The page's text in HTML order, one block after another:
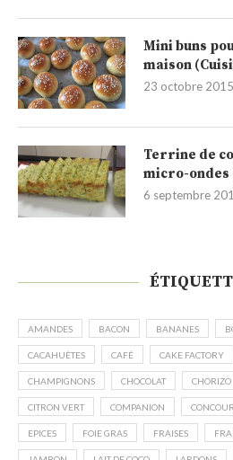
Mini buns
maison
23 octobre 2015
Terrine de
micro-ondes
6 septembre
AMANDES BACON BANANES
CACAHUÈTES CAFÉ CAKE FACTORY
CHAMPIGNONS CHOCOLAT CHORIZO
CITRON VERT COMPANION
EPICES FOIE GRAS FRAISES